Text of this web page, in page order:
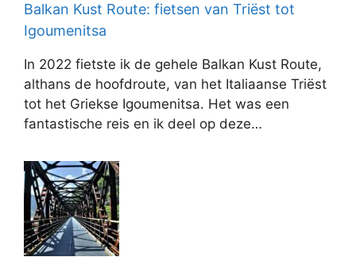
Balkan Kust Route: fietsen van Triëst tot
Igoumenitsa
In 2022 fietste ik de gehele Balkan Kust Route,
althans de hoofdroute, van het Italiaanse Triëst
tot het Griekse Igoumenitsa. Het was een
fantastische reis en ik deel op deze…